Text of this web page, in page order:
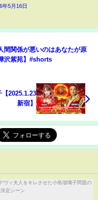
年5月16日
間関係が悪いのはあなたが原
沢紫苑】#shorts
【2025.1.23
新宿】